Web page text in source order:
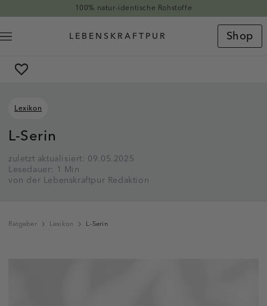
100% natur-identische Rohstoffe
Shop
Lexikon
L-Serin
zuletzt aktualisiert: 09.05.2025
Lesedauer: 1 Min
von der Lebenskraftpur Redaktion
Ratgeber Lexikon L-Serin